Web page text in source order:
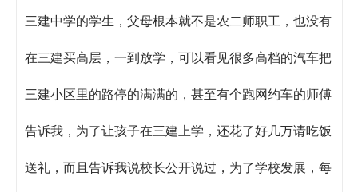
三建中学的学生，父母根本就不是农二师职工，也没有
在三建买高层，一到放学，可以看见很多高档的汽车把
三建小区里的路停的满满的，甚至有个跑网约车的师傅
告诉我，为了让孩子在三建上学，还花了好几万请吃饭
送礼，而且告诉我说校长公开说过，为了学校发展，每